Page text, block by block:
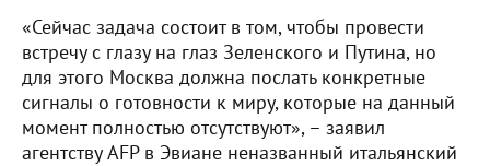
«Сейчас задача состоит в том, чтобы провести
встречу с глазу на глаз Зеленского и Путина, но
для этого Москва должна послать конкретные
сигналы о готовности к миру, которые на данный
момент полностью отсутствуют», – заявил
агентству AFP в Эвиане неназванный итальянский